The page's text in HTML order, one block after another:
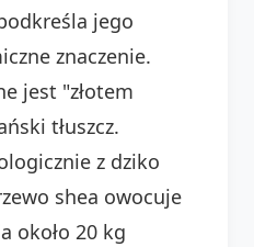
jego
znaczenie.
jest "złotem
tłuszcz.
z dziko
shea owocuje
około 20 kg